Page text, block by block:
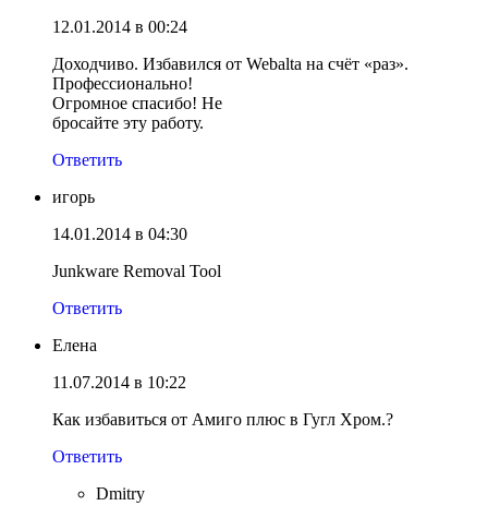
12.01.2014 в 00:24
Доходчиво. Избавился от Webalta на счёт «раз».
Профессионально!
Огромное спасибо! Не
бросайте эту работу.
Ответить
игорь
14.01.2014 в 04:30
Junkware Removal Tool
Ответить
Елена
11.07.2014 в 10:22
Как избавиться от Амиго плюс в Гугл Хром.?
Ответить
Dmitry